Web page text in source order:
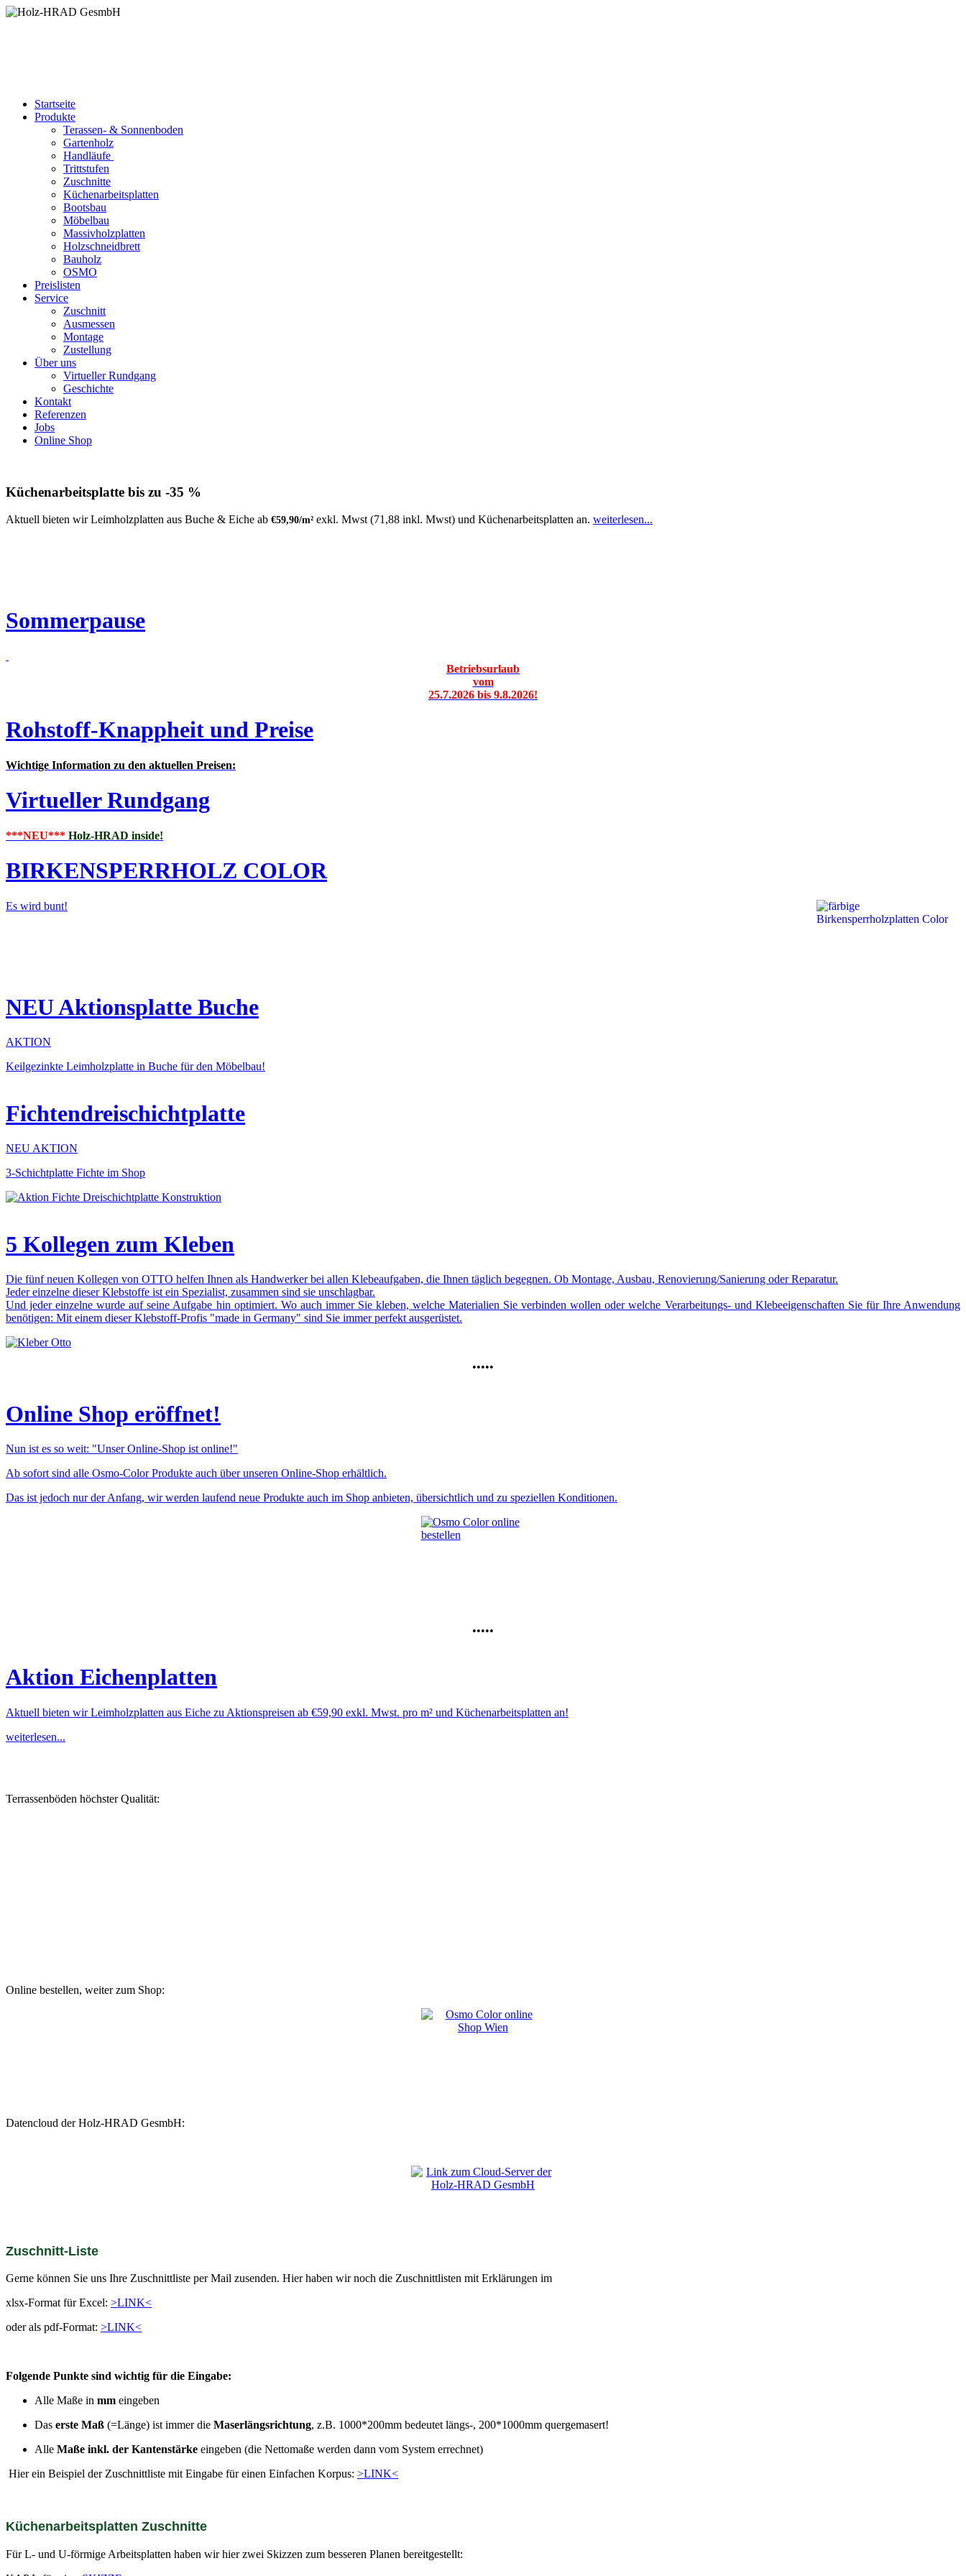
Startseite
Produkte
Terassen- & Sonnenboden
Gartenholz
Handläufe
Trittstufen
Zuschnitte
Küchenarbeitsplatten
Bootsbau
Möbelbau
Massivholzplatten
Holzschneidbrett
Bauholz
OSMO
Preislisten
Service
Zuschnitt
Ausmessen
Montage
Zustellung
Über uns
Virtueller Rundgang
Geschichte
Kontakt
Referenzen
Jobs
Online Shop
Küchenarbeitsplatte bis zu -35 %
Aktuell bieten wir Leimholzplatten aus Buche & Eiche ab €59,90/m² exkl. Mwst (71,88 inkl. Mwst) und Küchenarbeitsplatten an. weiterlesen...
Sommerpause
Betriebsurlaub
vom
25.7.2026 bis 9.8.2026!
Rohstoff-Knappheit und Preise
Wichtige Information zu den aktuellen Preisen:
Virtueller Rundgang
***NEU*** Holz-HRAD inside!
BIRKENSPERRHOLZ COLOR
Es wird bunt!
NEU Aktionsplatte Buche
AKTION
Keilgezinkte Leimholzplatte in Buche für den Möbelbau!
Fichtendreischichtplatte
NEU AKTION
3-Schichtplatte Fichte im Shop
5 Kollegen zum Kleben
Die fünf neuen Kollegen von OTTO helfen Ihnen als Handwerker bei allen Klebeaufgaben, die Ihnen täglich begegnen. Ob Montage, Ausbau, Renovierung/Sanierung oder Reparatur.
Jeder einzelne dieser Klebstoffe ist ein Spezialist, zusammen sind sie unschlagbar.
Und jeder einzelne wurde auf seine Aufgabe hin optimiert. Wo auch immer Sie kleben, welche Materialien Sie verbinden wollen oder welche Verarbeitungs- und Klebeeigenschaften Sie für Ihre Anwendung
benötigen: Mit einem dieser Klebstoff-Profis "made in Germany" sind Sie immer perfekt ausgerüstet.
•••••
Online Shop eröffnet!
Nun ist es so weit: "Unser Online-Shop ist online!"
Ab sofort sind alle Osmo-Color Produkte auch über unseren Online-Shop erhältlich.
Das ist jedoch nur der Anfang, wir werden laufend neue Produkte auch im Shop anbieten, übersichtlich und zu speziellen Konditionen.
•••••
Aktion Eichenplatten
Aktuell bieten wir Leimholzplatten aus Eiche zu Aktionspreisen ab €59,90 exkl. Mwst. pro m² und Küchenarbeitsplatten an!
weiterlesen...
Terrassenböden höchster Qualität:
Online bestellen, weiter zum Shop:
Datencloud der Holz-HRAD GesmbH:
Zuschnitt-Liste
Gerne können Sie uns Ihre Zuschnittliste per Mail zusenden. Hier haben wir noch die Zuschnittlisten mit Erklärungen im
xlsx-Format für Excel: >LINK<
oder als pdf-Format: >LINK<
Folgende Punkte sind wichtig für die Eingabe:
Alle Maße in mm eingeben
Das erste Maß (=Länge) ist immer die Maserlängsrichtung, z.B. 1000*200mm bedeutet längs-, 200*1000mm quergemasert!
Alle Maße inkl. der Kantenstärke eingeben (die Nettomaße werden dann vom System errechnet)
Hier ein Beispiel der Zuschnittliste mit Eingabe für einen Einfachen Korpus: >LINK<
Küchenarbeitsplatten Zuschnitte
Für L- und U-förmige Arbeitsplatten haben wir hier zwei Skizzen zum besseren Planen bereitgestellt: